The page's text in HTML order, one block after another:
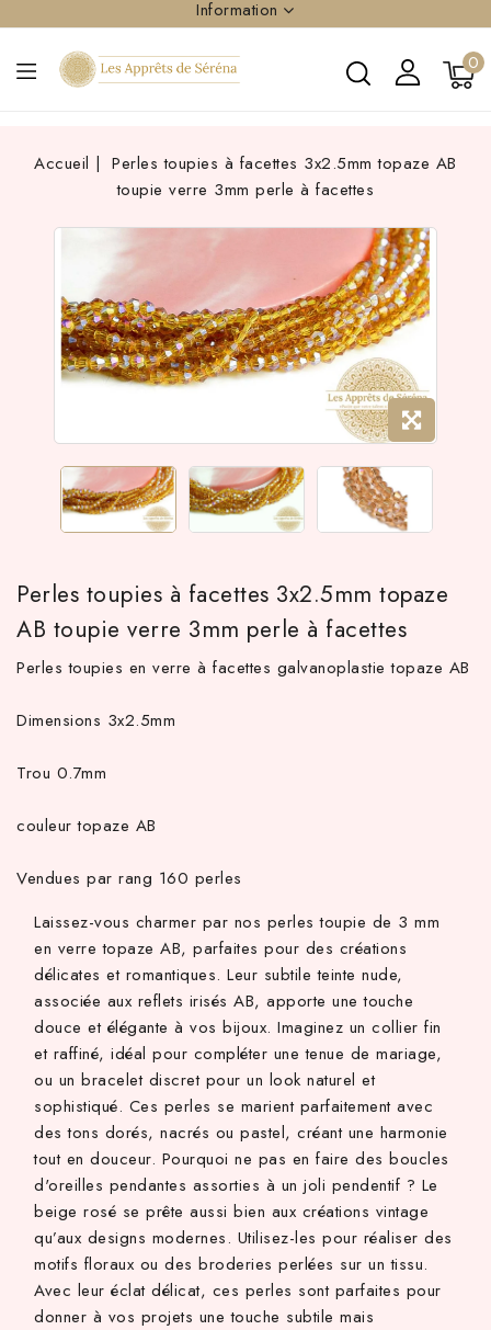
Information
0
d'achat hors frais de port en France métropolitaine ! À
Accueil
Perles toupies à facettes 3x2.5mm topaze AB
toupie verre 3mm perle à facettes
Perles toupies à facettes 3x2.5mm topaze
AB toupie verre 3mm perle à facettes
Perles toupies en verre à facettes galvanoplastie topaze AB
Dimensions 3x2.5mm
Trou 0.7mm
couleur topaze AB
Vendues par rang 160 perles
Laissez-vous charmer par nos perles toupie de 3 mm
en verre topaze AB, parfaites pour des créations
délicates et romantiques. Leur subtile teinte nude,
associée aux reflets irisés AB, apporte une touche
douce et élégante à vos bijoux. Imaginez un collier fin
et raffiné, idéal pour compléter une tenue de mariage,
ou un bracelet discret pour un look naturel et
sophistiqué. Ces perles se marient parfaitement avec
des tons dorés, nacrés ou pastel, créant une harmonie
tout en douceur. Pourquoi ne pas en faire des boucles
d'oreilles pendantes assorties à un joli pendentif ? Le
beige rosé se prête aussi bien aux créations vintage
qu’aux designs modernes. Utilisez-les pour réaliser des
motifs floraux ou des broderies perlées sur un tissu.
Avec leur éclat délicat, ces perles sont parfaites pour
donner à vos projets une touche subtile mais